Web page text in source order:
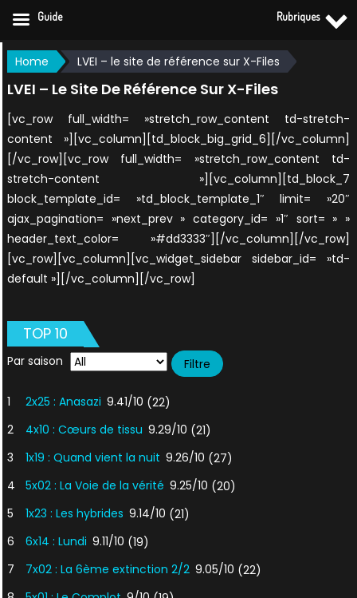
Skip
to
content
Home LVEI – le site de référence sur X-Files
LVEI – Le Site De Référence Sur X-Files
[vc_row full_width= »stretch_row_content td-stretch-
content »][vc_column][td_block_big_grid_6][/vc_column]
[/vc_row][vc_row full_width= »stretch_row_content td-
stretch-content »][vc_column][td_block_7
block_template_id= »td_block_template_1″ limit= »20″
ajax_pagination= »next_prev » category_id= »1″ sort= » »
header_text_color= »#dd3333″][/vc_column][/vc_row]
[vc_row][vc_column][vc_widget_sidebar sidebar_id= »td-
default »][/vc_column][/vc_row]
TOP 10
Par saison
1 2x25 : Anasazi 9.41/10 (22)
2
4x10 : Cœurs de tissu 9.29/10 (21)
3
1x19 : Quand vient la nuit 9.26/10 (27)
4
5x02 : La Voie de la vérité 9.25/10 (20)
5
1x23 : Les hybrides 9.14/10 (21)
6
6x14 : Lundi 9.11/10 (19)
7
7x02 : La 6ème extinction 2/2 9.05/10 (22)
Guide Rubriques